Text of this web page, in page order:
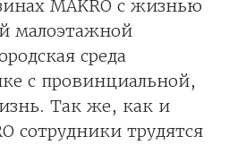
MAKRO с жизнью
малоэтажной
среда
с провинциальной,
Так же, как и
cотрудники трудятся